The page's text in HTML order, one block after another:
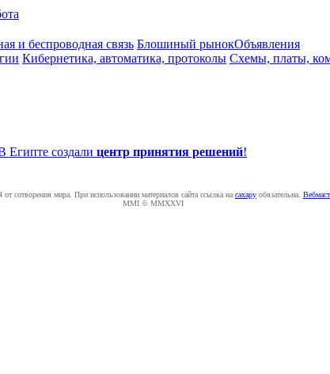
и беспроводная связь Блошиный рынокОбъявления
Кибернетика, автоматика, протоколы Схемы, платы,
Египте создали центр принятия решений!
от сотворения мира. При использовании материалов сайта ссылка на caxapу обязательна.
MMI © MMXXVI